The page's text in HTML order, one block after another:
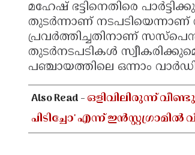
മഹേഷ് ഭട്ടിനെതിരെ
തുടർന്നാണ് നടപടിയെന്നാണ്
പ്രവർത്തിച്ചതിനാണ്
തുടർനടപടികൾ
പഞ്ചായത്തിലെ ഒന്നാം
Also Read -ഒളിവിലിരുന്ന്
പിടിച്ചോ' എന്ന്